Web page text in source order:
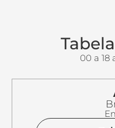
00 a 18